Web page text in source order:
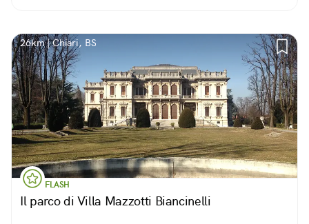
26km | Chiari, BS
FLASH
Il parco di Villa Mazzotti Biancinelli